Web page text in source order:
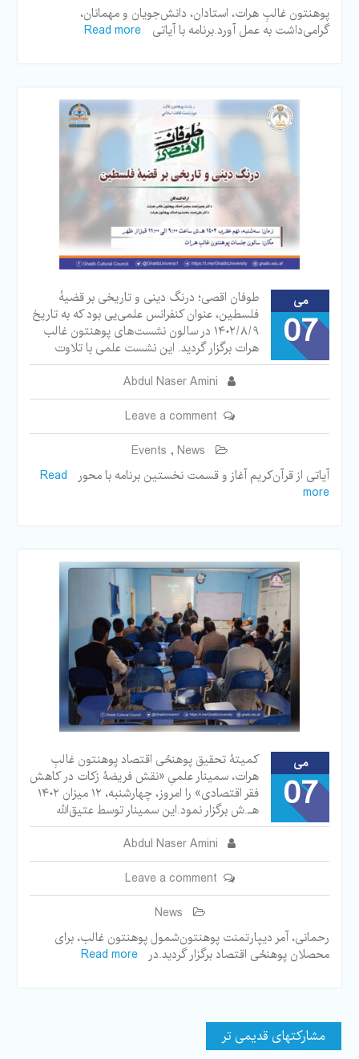
پوهنتون غالبِ هرات، استادان، دانش‌جویان و مهمانان،
گرامی‌داشت به عمل آورد.برنامه با آیاتی
Read more
می
07
Abdul Naser Amini
Leave a comment
Events , News
طوفان اقصی؛ درنگ دینی و تاریخی بر قضیهٔ
فلسطین، عنوان کنفرانس علمی‌یی بود که به تاریخ
۱۴۰۲/۸/۹ در سالون نشست‌های پوهنتون غالب
هرات برگزار گردید. این نشست علمی با تلاوت
آیاتی از قرآن‌کریم آغاز و قسمت نخستین برنامه با محور
Read
more
می
07
Abdul Naser Amini
Leave a comment
News
کمیتۀ تحقیق پوهنځی‌ اقتصاد پوهنتون غالبِ
هرات، سمینار علمیِ «نقش فریضۀ زکات در کاهش
فقر اقتصادی» را امروز، چهارشنبه، ۱۲ میزان ۱۴۰۲
هـ.ش برگزار نمود.این سمینار توسط عتیق‌الله
رحمانی، آمر دیپارتمنت پوهنتون‌شمول پوهنتون غالب، برای
محصلان پوهنځی‌ اقتصاد برگزار گردید.در Read more
پیمایش
مشارکتها
مشارکتهای قدیمی تر